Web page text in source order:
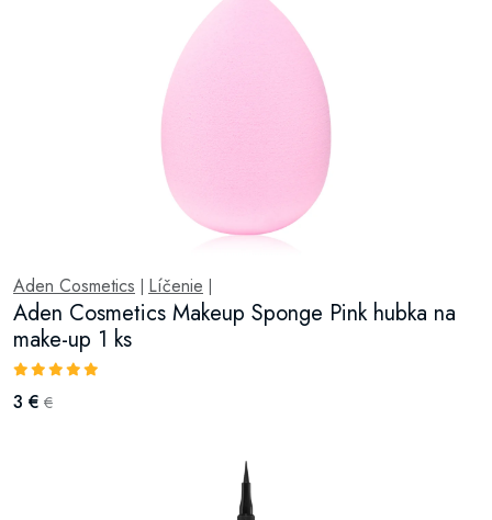
Aden Cosmetics Líčenie
Aden Cosmetics Makeup Sponge Pink hubka na
make-up 1 ks
3 € €